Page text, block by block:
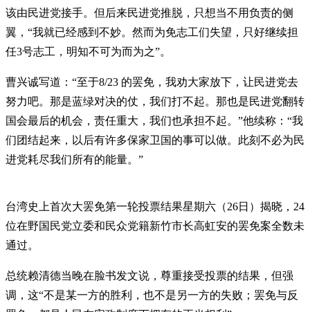
该由民进党接手。但后来民进党推脱，只想当不用负责的侧
翼，“我就已经感到不妙。然而为免志工们失望，只好继续担
任3号志工，明知不可为而为之”。
曹兴诚写道：“至于8/23 的罢免，我劝大家放下，让民进党去
努力吧。那是蓝绿对决的仗，我们打不起。那也是民进党翻转
国会最后的机会，责任重大，我们也承担不起。”他续称：“我
们团结起来，以后有许多保家卫国的事可以做。此刻不必为民
进党耗尽我们所有的能量。”
台湾史上首次大罢免第一轮投票结果星期六（26日）揭晓，24
位在野国民党立委和民众党籍新竹市长高虹安的罢免案全数未
通过。
总统赖清德当晚在脸书发文说，尊重接受投票的结果，但强
调，这“不是某一方的胜利，也不是另一方的失败；罢免与反